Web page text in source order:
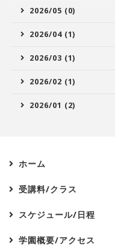
2026/05 (0)
2026/04 (1)
2026/03 (1)
2026/02 (1)
2026/01 (2)
ホーム
受講料/クラス
スケジュール/日程
学園概要/アクセス